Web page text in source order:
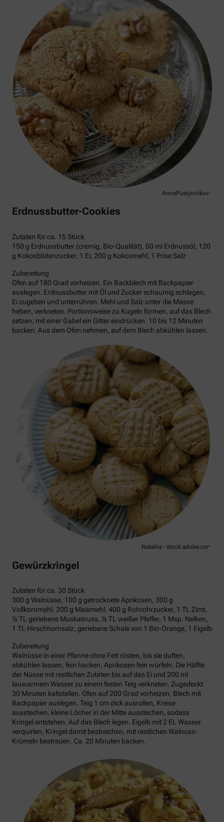
AnnaPustynnikova
Erdnussbutter-Cookies
Zutaten für ca. 15 Stück
150 g Erdnussbutter (cremig, Bio-Qualität), 50 ml Erdnussöl, 120
g Kokosblütenzucker, 1 Ei, 200 g Kokosmehl, 1 Prise Salz
Zubereitung
Ofen auf 180 Grad vorheizen. Ein Backblech mit Backpapier
auslegen. Erdnussbutter mit Öl und Zucker schaumig schlagen,
Ei zugeben und unterrühren. Mehl und Salz unter die Masse
heben, verkneten. Portionsweise zu Kugeln formen, auf das Blech
setzen, mit einer Gabel ein Gitter eindrücken. 10 bis 12 Minuten
backen. Aus dem Ofen nehmen, auf dem Blech abkühlen lassen.
Nataliia - stock.adobe.com
Gewürzkringel
Zutaten für ca. 30 Stück
300 g Walnüsse, 100 g getrocknete Aprikosen, 300 g
Vollkornmehl, 200 g Maismehl, 400 g Rohrohrzucker, 1 TL Zimt,
½ TL geriebene Muskatnuss, ½ TL weißer Pfeffer, 1 Msp. Nelken,
1 TL Hirschhornsalz, geriebene Schale von 1 Bio-Orange, 1 Eigelb
Zubereitung
Walnüsse in einer Pfanne ohne Fett rösten, bis sie duften,
abkühlen lassen, fein hacken. Aprikosen fein würfeln. Die Hälfte
der Nüsse mit restlichen Zutaten bis auf das Ei und 200 ml
lauwarmem Wasser zu einem festen Teig verkneten. Zugedeckt
30 Minuten kaltstellen. Ofen auf 200 Grad vorheizen, Blech mit
Backpapier auslegen. Teig 1 cm dick ausrollen, Kreise
ausstechen, kleine Löcher in der Mitte ausstechen, sodass
Kringel entstehen. Auf das Blech legen. Eigelb mit 2 EL Wasser
verquirlen, Kringel damit bestreichen, mit restlichen Walnuss-
Krümeln bestreuen. Ca. 20 Minuten backen.